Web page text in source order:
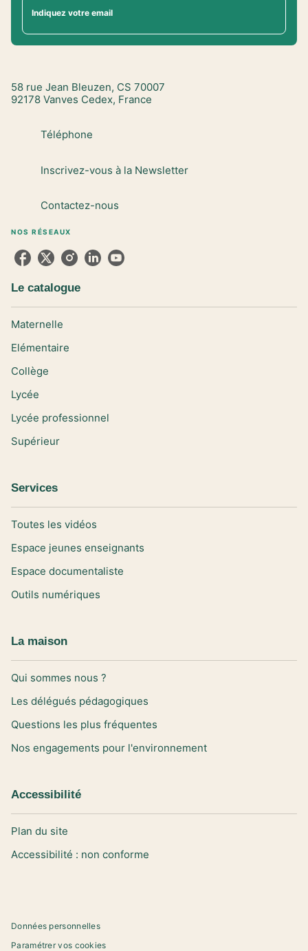
Indiquez votre email
58 rue Jean Bleuzen, CS 70007
92178 Vanves Cedex, France
Téléphone
Inscrivez-vous à la Newsletter
Contactez-nous
NOS RÉSEAUX
Le catalogue
Maternelle
Elémentaire
Collège
Lycée
Lycée professionnel
Supérieur
Services
Toutes les vidéos
Espace jeunes enseignants
Espace documentaliste
Outils numériques
La maison
Qui sommes nous ?
Les délégués pédagogiques
Questions les plus fréquentes
Nos engagements pour l'environnement
Accessibilité
Plan du site
Accessibilité : non conforme
Données personnelles
Paramétrer vos cookies